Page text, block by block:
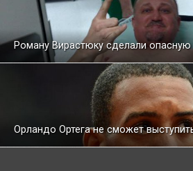
Роману Вирастюку сделали
Орландо Ортега не сможет